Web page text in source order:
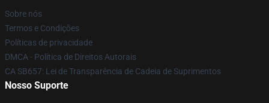
Sobre nós
Termos e Condições
Políticas de privacidade
DMCA - Política de Direitos Autorais
CA SB657: Lei de Transparência de Cadeia de Suprimentos
Nosso Suporte